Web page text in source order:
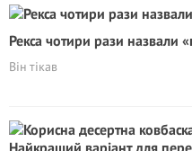
Рекса чотири рази назвали
Він тікав